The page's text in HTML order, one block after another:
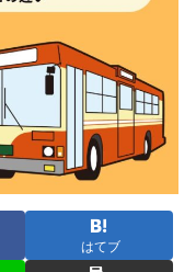
はてブ